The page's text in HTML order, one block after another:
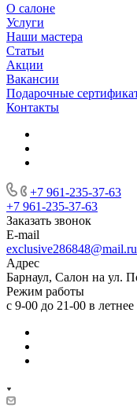
О салоне
Услуги
Наши мастера
Статьи
Акции
Вакансии
Подарочные
Контакты
+7 961-235-37-63
+7 961-235-37-63
Заказать звонок
E-mail
exclusive286848@mail.ru
Адрес
Барнаул, Салон на ул.
Режим работы
с 9-00 до 21-00 в